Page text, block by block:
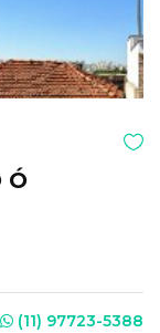
Ó
(11) 97723-5388